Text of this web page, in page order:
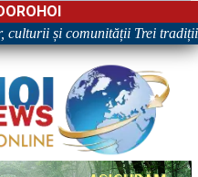
și comunității Trei tradiții.